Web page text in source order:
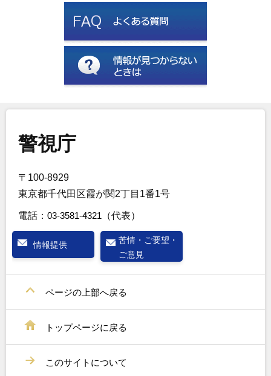
警視庁
〒100-8929
東京都千代田区霞が関2丁目1番1号
電話： 03-3581-4321 （代表）
情報提供
苦情・ご要望・
ご意見
ページの上部へ戻る
トップページに戻る
このサイトについて